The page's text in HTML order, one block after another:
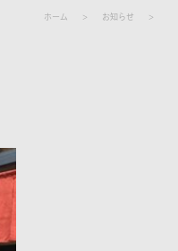
ホーム お知らせ